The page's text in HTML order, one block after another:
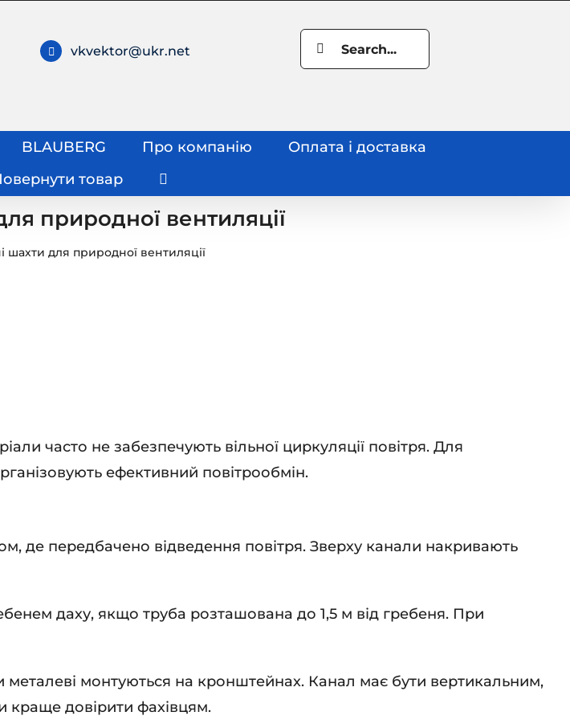
vkvektor@ukr.net
Search
for:
BLAUBERG Про компанію
Оплата і доставка
товар
природної вентиляції
шахти для природної вентиляції
часто не забезпечують вільної циркуляції повітря. Для
ефективний повітрообмін.
де передбачено відведення повітря. Зверху канали накривають
даху, якщо труба розташована до 1,5 м від гребеня. При
монтуються на кронштейнах. Канал має бути вертикальним,
краще довірити фахівцям.